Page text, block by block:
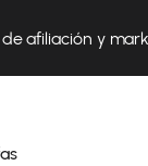
afiliación y